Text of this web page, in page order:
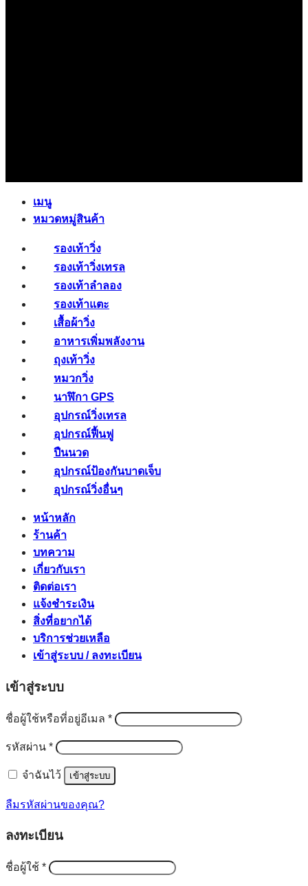
เมนู
หมวดหมู่สินค้า
รองเท้าวิ่ง
รองเท้าวิ่งเทรล
รองเท้าลำลอง
รองเท้าแตะ
เสื้อผ้าวิ่ง
อาหารเพิ่มพลังงาน
ถุงเท้าวิ่ง
หมวกวิ่ง
นาฬิกา GPS
อุปกรณ์วิ่งเทรล
อุปกรณ์ฟื้นฟู
ปืนนวด
อุปกรณ์ป้องกันบาดเจ็บ
อุปกรณ์วิ่งอื่นๆ
หน้าหลัก
ร้านค้า
บทความ
เกี่ยวกับเรา
ติดต่อเรา
แจ้งชำระเงิน
สิ่งที่อยากได้
บริการช่วยเหลือ
เข้าสู่ระบบ / ลงทะเบียน
เข้าสู่ระบบ
ชื่อผู้ใช้หรือที่อยู่อีเมล *ต้องการ
รหัสผ่าน *ต้องการ
จำฉันไว้ เข้าสู่ระบบ
ลืมรหัสผ่านของคุณ?
ลงทะเบียน
ชื่อผู้ใช้ *ต้องการ